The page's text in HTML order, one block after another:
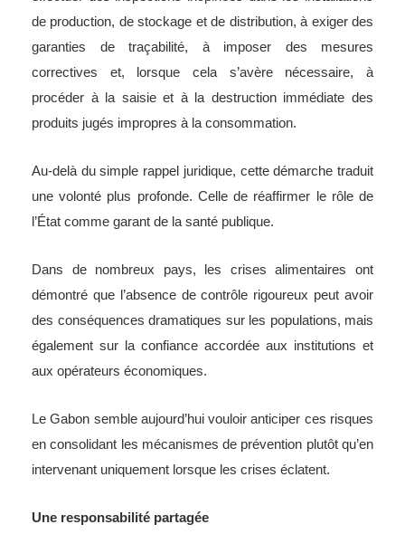
de production, de stockage et de distribution, à exiger des
garanties de traçabilité, à imposer des mesures
correctives et, lorsque cela s’avère nécessaire, à
procéder à la saisie et à la destruction immédiate des
produits jugés impropres à la consommation.
Au-delà du simple rappel juridique, cette démarche traduit
une volonté plus profonde. Celle de réaffirmer le rôle de
l’État comme garant de la santé publique.
Dans de nombreux pays, les crises alimentaires ont
démontré que l’absence de contrôle rigoureux peut avoir
des conséquences dramatiques sur les populations, mais
également sur la confiance accordée aux institutions et
aux opérateurs économiques.
Le Gabon semble aujourd’hui vouloir anticiper ces risques
en consolidant les mécanismes de prévention plutôt qu’en
intervenant uniquement lorsque les crises éclatent.
Une responsabilité partagée